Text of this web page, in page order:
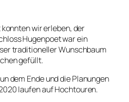
wir erleben, der
Hugenpoet war ein
traditioneller Wunschbaum
gefüllt.
dem Ende und die Planungen
laufen auf Hochtouren.